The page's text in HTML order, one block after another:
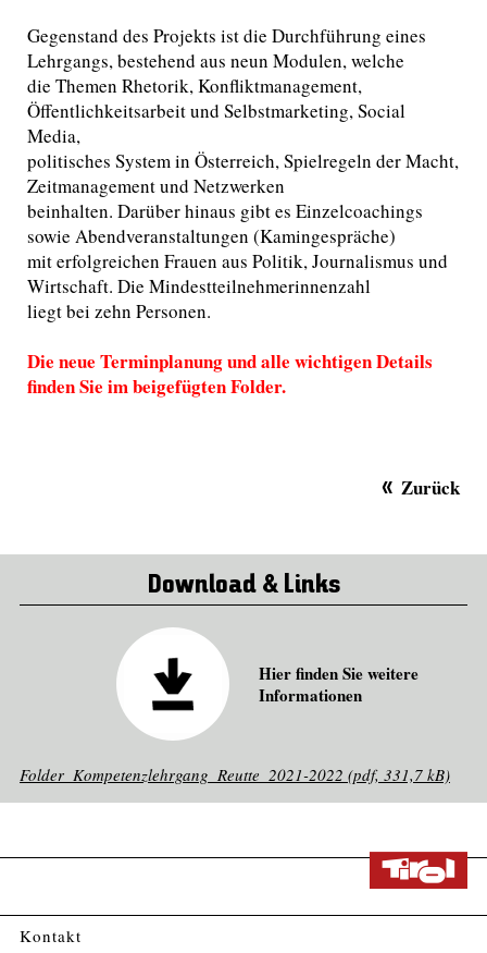
Gegenstand des Projekts ist die Durchführung eines
Lehrgangs, bestehend aus neun Modulen, welche
die Themen Rhetorik, Konfliktmanagement,
Öffentlichkeitsarbeit und Selbstmarketing, Social
Media,
politisches System in Österreich, Spielregeln der Macht,
Zeitmanagement und Netzwerken
beinhalten. Darüber hinaus gibt es Einzelcoachings
sowie Abendveranstaltungen (Kamingespräche)
mit erfolgreichen Frauen aus Politik, Journalismus und
Wirtschaft. Die Mindestteilnehmerinnenzahl
liegt bei zehn Personen.
Die neue Terminplanung und alle wichtigen Details
finden Sie im beigefügten Folder.
Zurück
Download & Links
Hier finden Sie weitere
Informationen
Folder_Kompetenzlehrgang_Reutte_2021-2022 (pdf, 331,7 kB)
Kontakt